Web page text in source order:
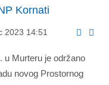
Kornati
2023 14:51
u Murteru je održano
novog Prostornog